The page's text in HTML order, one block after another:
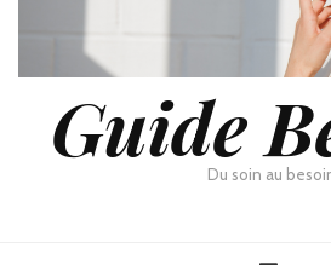
GuideDu soin au